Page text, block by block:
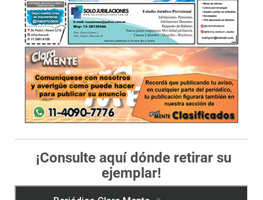
¡Consulte aquí dónde retirar su
ejemplar!